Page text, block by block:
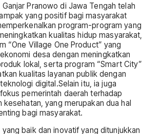
Pranowo di Jawa Tengah telah
yang positif bagi masyarakat
program-program yang
kualitas hidup masyarakat,
“One Village One Product” yang
desa dengan meningkatkan
lokal, serta program “Smart City”
kualitas layanan publik dengan
digital.Selain itu, ia juga
pemerintah daerah terhadap
kesehatan, yang merupakan dua hal
bagi masyarakat.
baik dan inovatif yang ditunjukkan